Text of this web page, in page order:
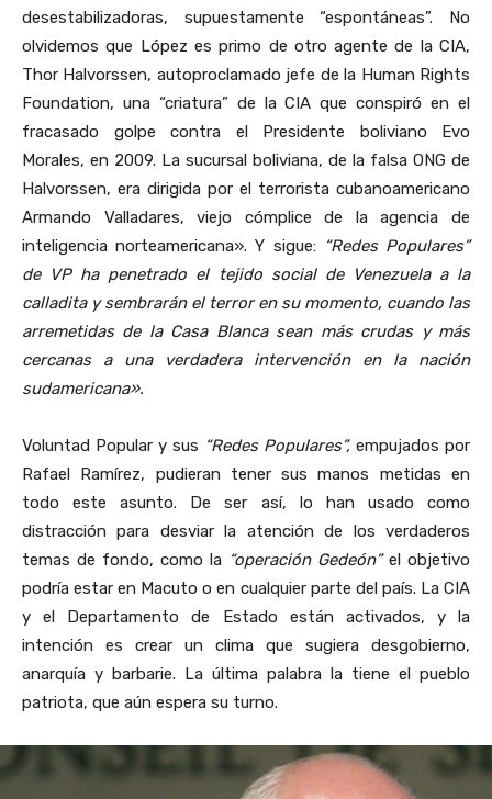
desestabilizadoras, su­puestamente “espontáneas”. No
olvidemos que López es primo de otro agente de la CIA,
Thor Halvorssen, autoproclama­do jefe de la Human Rights
Founda­tion, una “criatura” de la CIA que conspiró en el
fracasado golpe contra el Presiden­te boliviano Evo
Morales, en 2009. La sucursal boliviana, de la falsa ONG de
Halvorssen, era dirigida por el terro­rista cubanoamericano
Armando Va­lladares, viejo cómplice de la agencia de
inteligencia norteamericana». Y sigue: “Redes Populares”
de VP ha penetrado el tejido social de Venezuela a la
calladita y sembrarán el terror en su momento, cuando las
arremetidas de la Casa Blanca sean más crudas y más
cercanas a una verdadera intervención en la nación
sudamericana».
Voluntad Popular y sus “Redes Populares”, empujados por
Rafael Ramírez, pudieran tener sus manos metidas en
todo este asunto. De ser así, lo han usado como
distracción para desviar la atención de los verdaderos
temas de fondo, como la “operación Gedeón”el objetivo
podría estar en Macuto o en cualquier parte del país. La CIA
y el Departamento de Estado están activados, y la
intención es crear un clima que sugiera desgobierno,
anarquía y barbarie. La última palabra la tiene el pueblo
patriota, que aún espera su turno.